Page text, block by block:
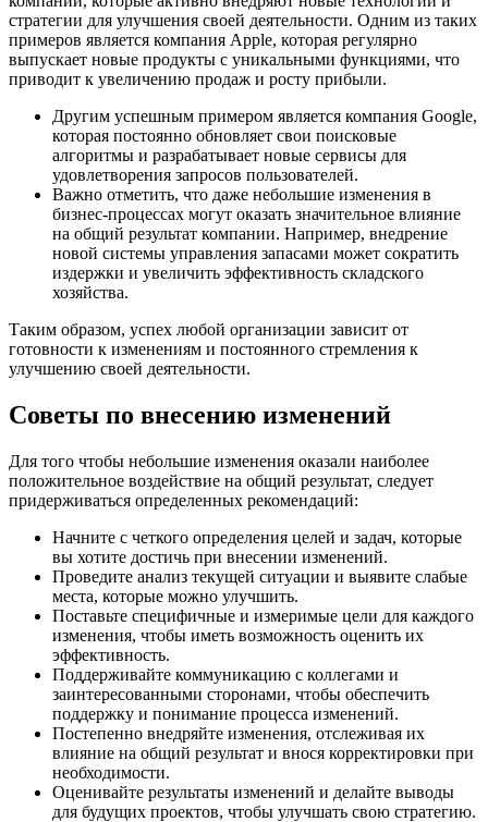
стратегии для улучшения своей деятельности. Одним из таких
примеров является компания Apple, которая регулярно
выпускает новые продукты с уникальными функциями, что
приводит к увеличению продаж и росту прибыли.
Другим успешным примером является компания Google,
которая постоянно обновляет свои поисковые
алгоритмы и разрабатывает новые сервисы для
удовлетворения запросов пользователей.
Важно отметить, что даже небольшие изменения в
бизнес-процессах могут оказать значительное влияние
на общий результат компании. Например, внедрение
новой системы управления запасами может сократить
издержки и увеличить эффективность складского
хозяйства.
Таким образом, успех любой организации зависит от
готовности к изменениям и постоянного стремления к
улучшению своей деятельности.
Советы по внесению изменений
Для того чтобы небольшие изменения оказали наиболее
положительное воздействие на общий результат, следует
придерживаться определенных рекомендаций:
Начните с четкого определения целей и задач, которые
вы хотите достичь при внесении изменений.
Проведите анализ текущей ситуации и выявите слабые
места, которые можно улучшить.
Поставьте специфичные и измеримые цели для каждого
изменения, чтобы иметь возможность оценить их
эффективность.
Поддерживайте коммуникацию с коллегами и
заинтересованными сторонами, чтобы обеспечить
поддержку и понимание процесса изменений.
Постепенно внедряйте изменения, отслеживая их
влияние на общий результат и внося корректировки при
необходимости.
Оценивайте результаты изменений и делайте выводы
для будущих проектов, чтобы улучшать свою стратегию.